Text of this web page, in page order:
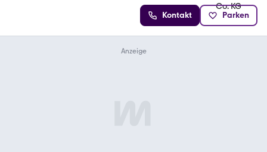
Kontakt Parken